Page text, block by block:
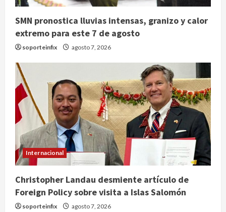
SMN pronostica lluvias intensas, granizo y calor
extremo para este 7 de agosto
soporteinfix agosto 7, 2026
Internacional
Christopher Landau desmiente artículo de
Foreign Policy sobre visita a Islas Salomón
soporteinfix agosto 7, 2026